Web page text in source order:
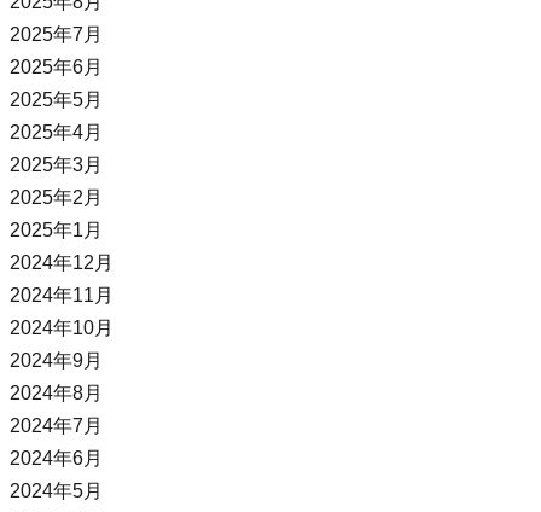
2025年7月
2025年6月
2025年5月
2025年4月
2025年3月
2025年2月
2025年1月
2024年12月
2024年11月
2024年10月
2024年9月
2024年8月
2024年7月
2024年6月
2024年5月